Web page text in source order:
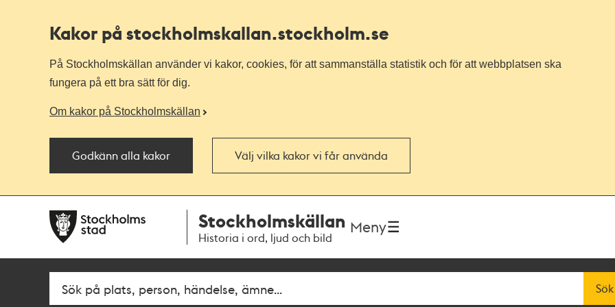
Kakor på stockholmskallan.stockholm.se
På Stockholmskällan använder vi kakor, cookies, för att sammanställa statistik och för att webbplatsen ska
fungera på ett bra sätt för dig.
Om kakor på Stockholmskällan
Godkänn alla kakor Välj vilka kakor vi får använda
navigationen
huvudinnehållet
Stockholmskällan
Historia i ord, ljud och bild
Meny
Fritextsök Sök